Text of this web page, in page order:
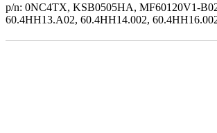
p/n: 0NC4TX, KSB0505HA, MF60120V1-
60.4HH13.A02, 60.4HH14.002,